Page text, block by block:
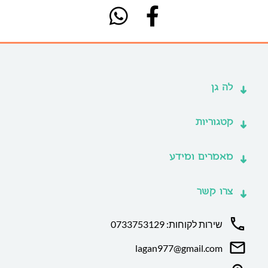
לה גן
קטגוריות
מאמרים ומידע
צרו קשר
שירות לקוחות: 0733753129
lagan977@gmail.com